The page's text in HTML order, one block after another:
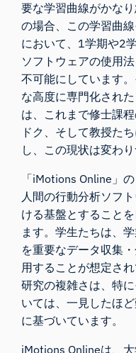
要な学習曲線がかな
の場合、この学習曲
において、1学期や2
ソフトウェアの使用
不可能にしています。
な高度に専門化され
は、これまで修士課
ドク、そして教授た
し、この現状は変わり
「iMotions Online 」
人間の行動分析ソフ
ける基盤とすること
ます。学生たちは、
を重要なデータ収集
用することが想定さ
研究の複雑さは、特
いては、一見したほ
に基づいています。
iMotions Onlineは、